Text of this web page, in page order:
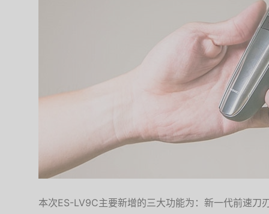
本次ES-LV9C主要新增的三大功能为：新一代前速